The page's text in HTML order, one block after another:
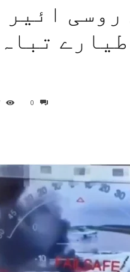
ائیر
سے زائد طیارے تباہ
0